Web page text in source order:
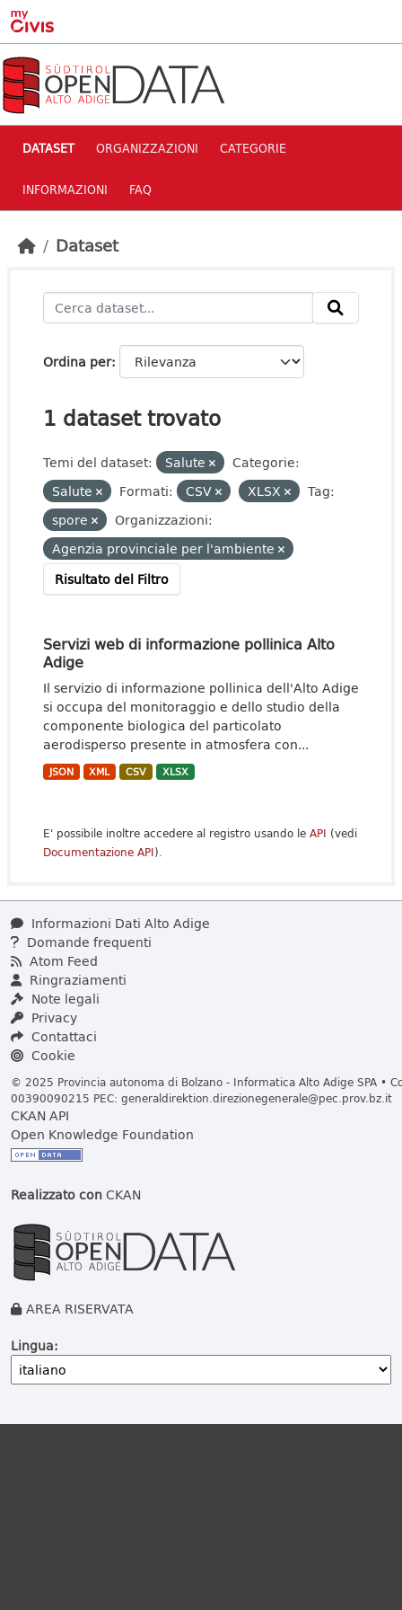
Skip to main content
DATASET ORGANIZZAZIONI CATEGORIE
INFORMAZIONI FAQ
Dataset
Ordina per
1 dataset trovato
Temi del dataset: Salute
Categorie:
Salute
Formati: CSV XLSX
Tag:
spore
Organizzazioni:
Agenzia provinciale per l'ambiente
Risultato del Filtro
Servizi web di informazione pollinica Alto
Adige
Il servizio di informazione pollinica dell'Alto Adige
si occupa del monitoraggio e dello studio della
componente biologica del particolato
aerodisperso presente in atmosfera con...
JSON XML CSV XLSX
E' possibile inoltre accedere al registro usando le API (vedi
Documentazione API).
Informazioni Dati Alto Adige
Domande frequenti
Atom Feed
Ringraziamenti
Note legali
Privacy
Contattaci
Cookie
© 2025 Provincia autonoma di Bolzano - Informatica Alto Adige SPA •
00390090215 PEC: generaldirektion.direzionegenerale@pec.prov.bz.it
CKAN API
Open Knowledge Foundation
Realizzato conCKAN
AREA RISERVATA
Lingua